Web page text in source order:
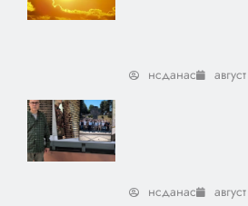
нсданас
нсданас